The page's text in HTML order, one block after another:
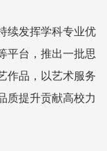
续发挥学科专业优
平台，推出一批思
作品，以艺术服务
质提升贡献高校力